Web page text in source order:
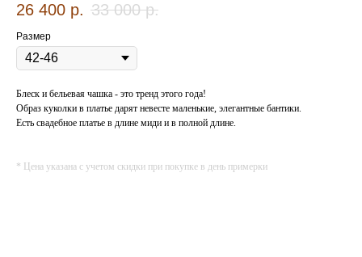
26 400 р. 33 000 р.
Размер
Блеск и бельевая чашка - это тренд этого года!
Образ куколки в платье дарят невесте маленькие, элегантные бантики.
Есть свадебное платье в длине миди и в полной длине.
* Цена указана с учетом скидки при покупке в день примерки